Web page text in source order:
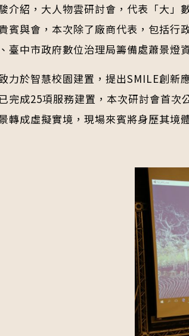
介紹，大人物雲研討會，代表「大
賓與會，本次除了廠商代表，包括
臺中市政府數位治理局籌備處蕭景燈
力於智慧校園建置，提出SMILE創
完成25項服務建置，本次研討會首
轉成虛擬實境，現場來賓將身歷其境